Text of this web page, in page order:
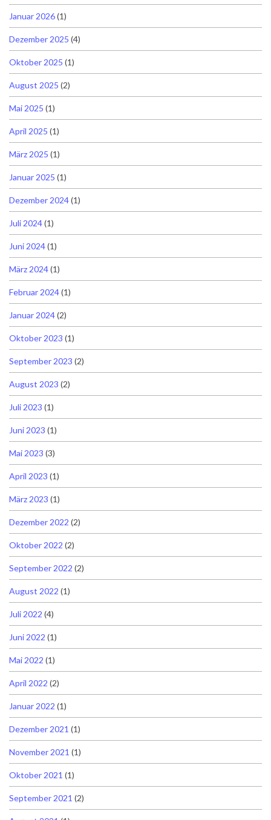
Januar 2026(1)
Dezember 2025 (4)
Oktober 2025 (1)
August 2025 (2)
Mai 2025 (1)
April 2025 (1)
März 2025 (1)
Januar 2025 (1)
Dezember 2024(1)
Juli 2024(1)
Juni 2024(1)
März 2024(1)
Februar 2024(1)
Januar 2024(2)
Oktober 2023 (1)
September 2023 (2)
August 2023 (2)
Juli 2023 (1)
Juni 2023 (1)
Mai 2023 (3)
April 2023 (1)
März 2023 (1)
Dezember 2022 (2)
Oktober 2022 (2)
September 2022 (2)
August 2022 (1)
Juli 2022 (4)
Juni 2022 (1)
Mai 2022 (1)
April 2022 (2)
Januar 2022 (1)
Dezember 2021 (1)
November 2021 (1)
Oktober 2021 (1)
September 2021 (2)